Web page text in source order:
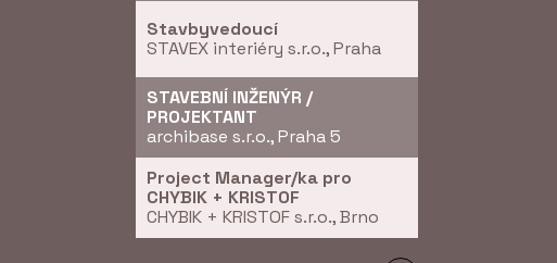
Stavbyvedoucí
STAVEX interiéry s.r.o., Praha
STAVEBNÍ INŽENÝR /
PROJEKTANT
archibase s.r.o., Praha 5
Project Manager/ka pro
CHYBIK + KRISTOF
CHYBIK + KRISTOF s.r.o., Brno